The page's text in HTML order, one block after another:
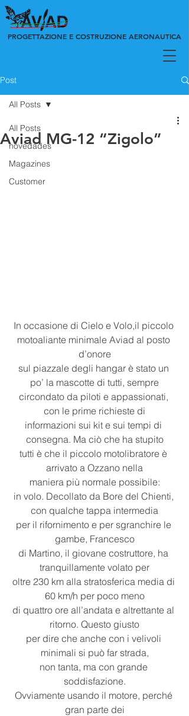
PROGETTAZIONE E COSTRUZIONE AERONAUTICA
Post
All Posts
novedades
Magazines
Customer
All Posts
Aviad MG-12 “Zigolo”
In occasione di Cielo e Volo,il piccolo
motoaliante minimale Aviad al posto
d’onore
sul piazzale degli hangar è stato un
po’ la mascotte di tutti, sempre
circondato da piloti e appassionati,
con le prime richieste di
informazioni sui kit e sui tempi di
consegna. Ma ciò che ha stupito
tutti è che il piccolo motolibratore è
arrivato a Ozzano nella
maniera più normale possibile:
in volo. Decollato da Bore del Chienti,
con qualche tappa intermedia
per il rifornimento e per sgranchire le
gambe, Francesco
di Martino, il giovane costruttore, ha
tranquillamente volato per
oltre 230 km alla stratosferica media di
60 km/h per poco meno
di quattro ore all’andata e altrettante al
ritorno. Questo giusto
per dire che anche con i velivoli
minimali si può far strada,
non tanta, ma con grande
soddisfazione.
Ovviamente usando il motore, perché
gran parte dei